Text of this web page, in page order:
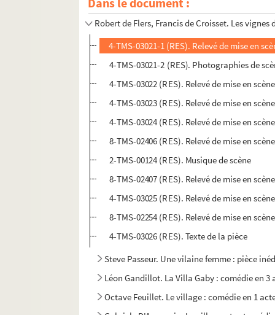
Henri Lavedan. Le vieux Marcheur : comédie
Robert de Flers, Francis de Croisset. Les
4-TMS-03021-1 (RES). Relevé de mise en
4-TMS-03021-2 (RES). Photographies de
4-TMS-03022 (RES). Relevé de mise en
4-TMS-03023 (RES). Relevé de mise en
4-TMS-03024 (RES). Relevé de mise en
8-TMS-02406 (RES). Relevé de mise en
2-TMS-00124 (RES). Musique de scène
8-TMS-02407 (RES). Relevé de mise en
4-TMS-03025 (RES). Relevé de mise en
8-TMS-02254 (RES). Relevé de mise en scène
4-TMS-03026 (RES). Texte de la pièce
Steve Passeur. Une vilaine femme : pièce
Léon Gandillot. La Villa Gaby : comédie en 3
Octave Feuillet. Le village : comédie en 1